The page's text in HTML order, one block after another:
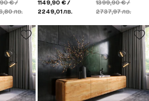
€ /
лв.
1149,90 € /
2249,01 лв.
1399,90 € /
2737,97 лв.